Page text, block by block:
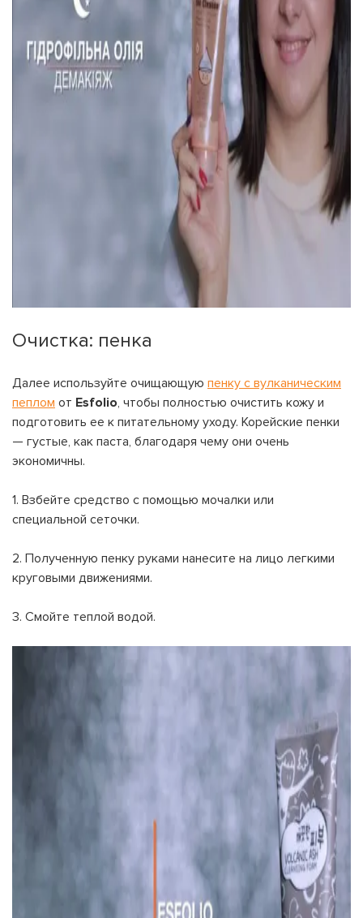
Очистка: пенка
Далее используйте очищающую пенку с вулканическим
пеплом от Esfolio, чтобы полностью очистить кожу и
подготовить ее к питательному уходу. Корейские пенки
— густые, как паста, благодаря чему они очень
экономичны.
1. Взбейте средство с помощью мочалки или
специальной сеточки.
2. Полученную пенку руками нанесите на лицо легкими
круговыми движениями.
3. Смойте теплой водой.